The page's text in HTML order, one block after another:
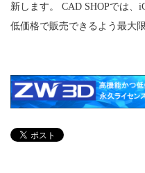
新します。 CAD SHOPでは
低価格で販売できるよう最大